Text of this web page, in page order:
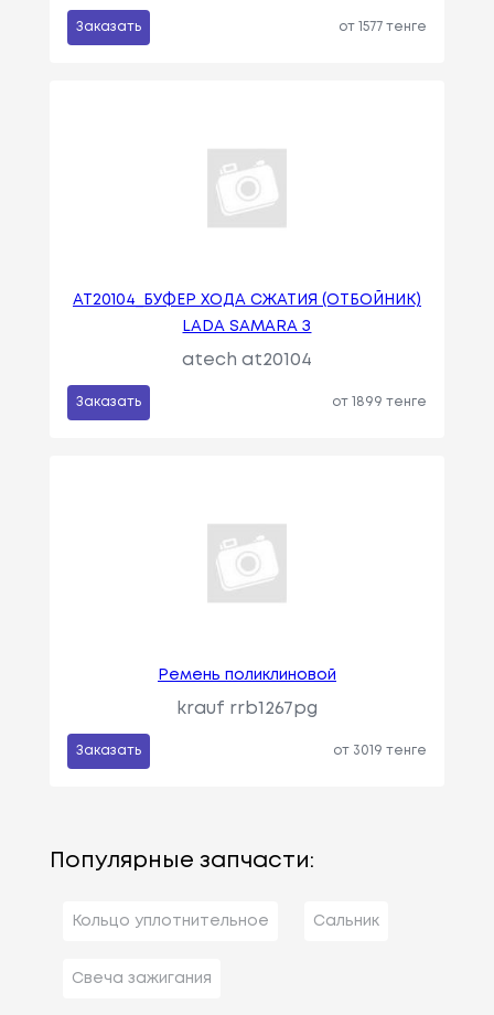
Заказать от 1577 тенге
AT20104_БУФЕР ХОДА СЖАТИЯ (ОТБОЙНИК)
LADA SAMARA З
atech at20104
Заказать от 1899 тенге
Ремень поликлиновой
krauf rrb1267pg
Заказать от 3019 тенге
Популярные запчасти:
Кольцо уплотнительное Сальник
Свеча зажигания